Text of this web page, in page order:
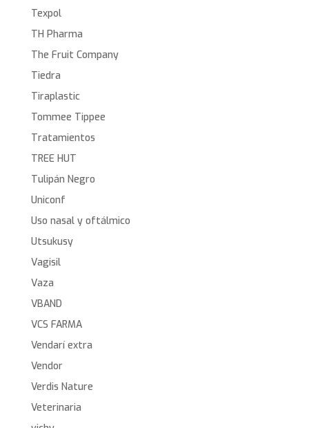
Texpol
TH Pharma
The Fruit Company
Tiedra
Tiraplastic
Tommee Tippee
Tratamientos
TREE HUT
Tulipán Negro
Uniconf
Uso nasal y oftálmico
Utsukusy
Vagisil
Vaza
VBAND
VCS FARMA
Vendarí extra
Vendor
Verdis Nature
Veterinaria